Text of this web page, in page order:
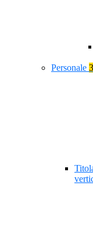
Personale